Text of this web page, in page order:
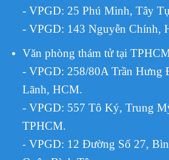
- VPGD: 25 Phú Minh, Tây
- VPGD: 143 Nguyễn Chính,
Văn phòng thám tử tại
- VPGD: 258/80A Trần Hưng
Lãnh, HCM.
- VPGD: 557 Tô Ký, Trung
TPHCM.
- VPGD: 12 Đường Số 27,